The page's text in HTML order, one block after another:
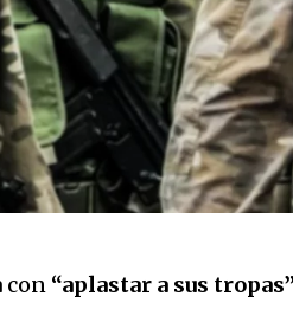
con “aplastar a sus tropas”